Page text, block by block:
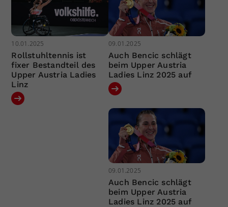
10.01.2025
Rollstuhltennis ist
fixer Bestandteil des
Upper Austria Ladies
Linz
09.01.2025
Auch Bencic schlägt
beim Upper Austria
Ladies Linz 2025 auf
09.01.2025
Auch Bencic schlägt
beim Upper Austria
Ladies Linz 2025 auf